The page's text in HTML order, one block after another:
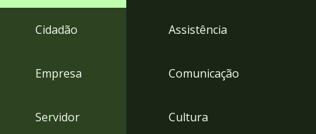
rodapé
Cidadão
Empresa
Servidor
Assistência
Comunicação
Cultura